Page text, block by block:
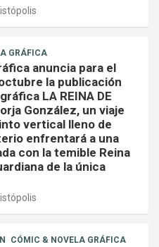
GRÁFICA
anuncia para el
la publicación
LA REINA DE
González, un viaje
vertical lleno de
enfrentará a una
con la temible Reina
de la única
CÓMIC & NOVELA GRÁFICA